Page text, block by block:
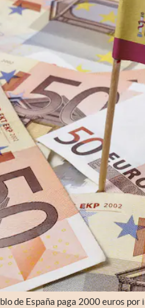
de España paga 2000 euros por